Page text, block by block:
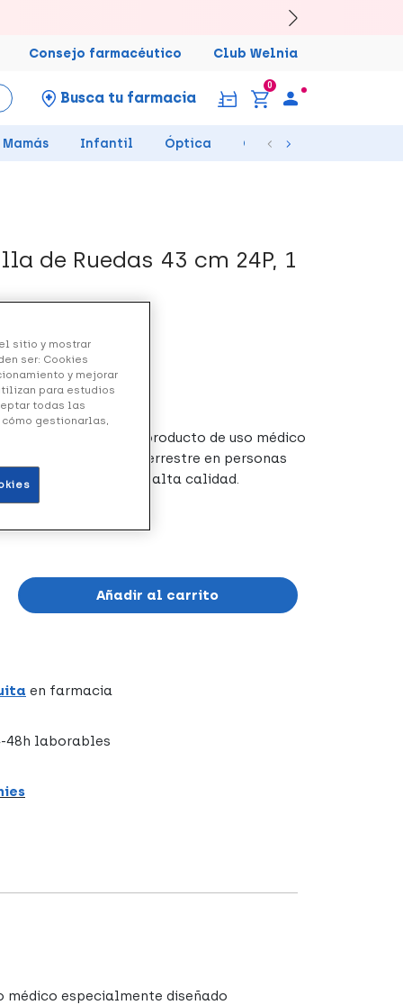
Consejo farmacéutico Club Welnia
Busca tu farmacia
0
Mamás Infantil Óptica Ortopedia
de Ruedas 43 cm 24P, 1
43 cm 24P
es un producto de uso médico
facilitar el tránsito terrestre en personas
en materiales de alta calidad.
Añadir al carrito
en farmacia
48h laborables
médico especialmente diseñado
sitio y mostrar
ser: Cookies
y mejorar
para estudios
todas las
cómo gestionarlas,